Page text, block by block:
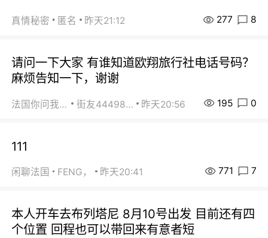
真情秘密 匿名 昨天21:12 277 8
请问一下大家 有谁知道欧翔旅行社电话号码？
麻烦告知一下，谢谢
法国你问我答 街友44498484 昨天20:56 195 0
111
闲聊法国 FENG， 昨天20:41 771 7
本人开车去布列塔尼 8月10号出发 目前还有四
个位置 回程也可以带回来有意者短